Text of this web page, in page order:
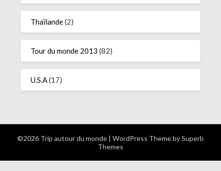
Thaïlande(2)
Tour du monde 2013 (82)
U.S.A(17)
©2026 Trip autour du monde | WordPress Theme bySuperb
Themes